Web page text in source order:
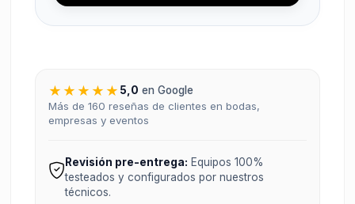
★★★★★ 5,0 en Google
Más de 160 reseñas de clientes en bodas,
empresas y eventos
Revisión pre-entrega: Equipos 100%
testeados y configurados por nuestros
técnicos.